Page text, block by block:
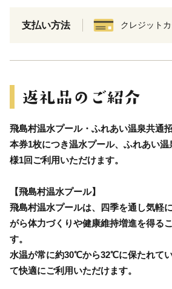
支払い方法 クレジット
飛島村温水プール・ふれあい温泉共通
本券1枚につき温水プール、ふれあい温
様1回ご利用いただけます。
【飛島村温水プール】
飛島村温水プールは、四季を通し気軽
がら体力づくりや健康維持増進を得る
す。
水温が常に約30℃から32℃に保たれて
て快適にご利用いただけます。